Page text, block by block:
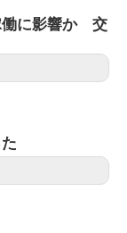
働に影響か 交